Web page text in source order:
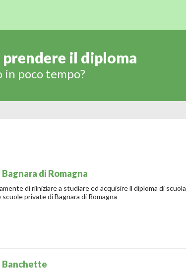
il diploma
in poco tempo?
di Romagna
di riiniziare a studiare ed acquisire il diploma di scuola
private di Bagnara di Romagna
Banchette